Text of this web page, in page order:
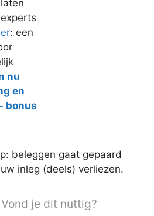
: een
nu
en
bonus
beleggen gaat gepaard
inleg (deels) verliezen.
Vond je dit nuttig?